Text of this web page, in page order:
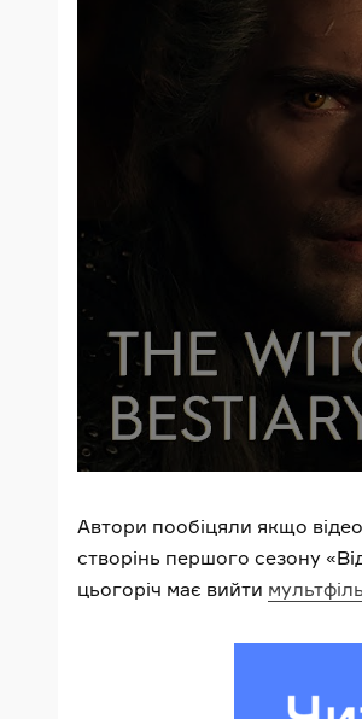
Автори пообіцяли якщо
створінь першого сезону
цьогоріч має вийти